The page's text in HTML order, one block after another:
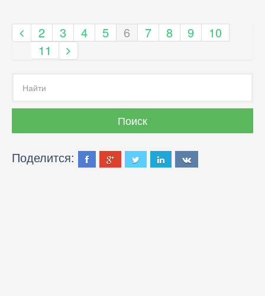
2 3 4 5 6 7 8 9
10
11
Поделится: